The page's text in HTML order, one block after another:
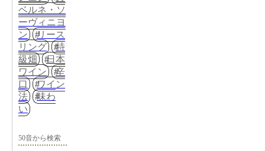
ベルネ・ソ
ーヴィニヨ
ン
リース
リング
特
級畑
日本
ワイン
辛
口
ワイン
法
味わ
い
50音から検索